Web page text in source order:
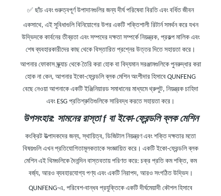
✅ ছাঁচ এবং গুরুত্বপূর্ণ উপাদানগুলির জন্য দীর্ঘ পরিষেবা বিরতি এবং বর্ধিত জীবন
একসাথে, এই সুবিধাগুলি বিনিয়োগের উপর একটি শক্তিশালী রিটার্ন সমর্থন করে যখন
উদ্ভিদকে কার্বনের তীব্রতা এবং সম্পদের দক্ষতা সম্পর্কে নিয়ন্ত্রক, প্রকল্প মালিক এবং
শেষ ব্যবহারকারীদের কাছ থেকে বিস্তারিত প্রশ্নের উত্তর দিতে সহায়তা করে।
আপনার ফোকাস স্ক্র্যাচ থেকে তৈরি করা হোক বা বিদ্যমান সরঞ্জামগুলিকে পুনরুদ্ধার করা
হোক না কেন, আপনার ইকো-ফ্রেন্ডলি ব্লক মেশিন অংশীদার হিসাবে QUNFENG
বেছে নেওয়া আপনাকে একটি ইঞ্জিনিয়ারড সমাধানের মাধ্যমে থ্রুপুট, নিয়ন্ত্রক চাহিদা
এবং ESG প্রতিশ্রুতিগুলিকে সারিবদ্ধ করতে সহায়তা করে।
উপসংহার: সামনের রাস্তাf বা ইকো-ফ্রেন্ডলি ব্লক মেশিন
কংক্রিট উত্পাদকদের জন্য, স্থায়িত্ব, ডিজিটাল নিয়ন্ত্রণ এবং শক্তি দক্ষতার মতো
বিষয়গুলি এখন প্রতিযোগিতামূলকতাকে সংজ্ঞায়িত করে। একটি ইকো-ফ্রেন্ডলি ব্লক
মেশিন এই থিমগুলিকে দৈনন্দিন বাস্তবতায় পরিণত করে: চক্র প্রতি কম শক্তি, কম
বর্জ্য, আরও ব্যবহারযোগ্য পণ্য এবং একটি নিরাপদ, আরও সংগঠিত উদ্ভিদ।
QUNFENG-এ, পরিবেশ-বান্ধব প্রযুক্তিকে একটি দীর্ঘমেয়াদী কৌশল হিসাবে